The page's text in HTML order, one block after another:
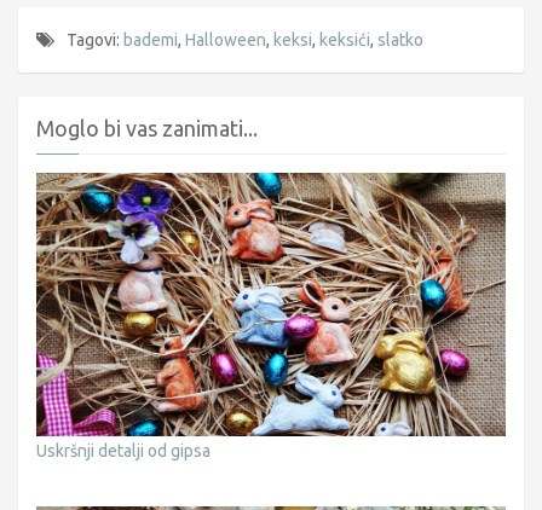
Tagovi: bademi, Halloween, keksi, keksići, slatko
Moglo bi vas zanimati...
Uskršnji detalji od gipsa